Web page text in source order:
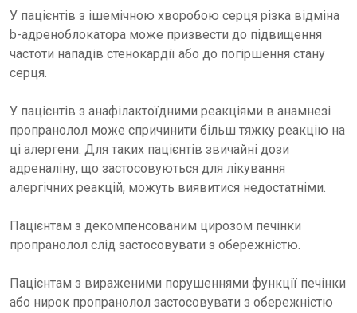
У пацієнтів з ішемічною хворобою серця різка відміна
b-адреноблокатора може призвести до підвищення
частоти нападів стенокардії або до погіршення стану
серця.
У пацієнтів з анафілактоїдними реакціями в анамнезі
пропранолол може спричинити більш тяжку реакцію на
ці алергени. Для таких пацієнтів звичайні дози
адреналіну, що застосовуються для лікування
алергічних реакцій, можуть виявитися недостатніми.
Пацієнтам з декомпенсованим цирозом печінки
пропранолол слід застосовувати з обережністю.
Пацієнтам з вираженими порушеннями функції печінки
або нирок пропранолол застосовувати з обережністю